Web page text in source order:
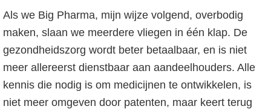
Als we Big Pharma, mijn wijze volgend, overbodig
maken, slaan we meerdere vliegen in één klap. De
gezondheidszorg wordt beter betaalbaar, en is niet
meer allereerst dienstbaar aan aandeelhouders. Alle
kennis die nodig is om medicijnen te ontwikkelen, is
niet meer omgeven door patenten, maar keert terug